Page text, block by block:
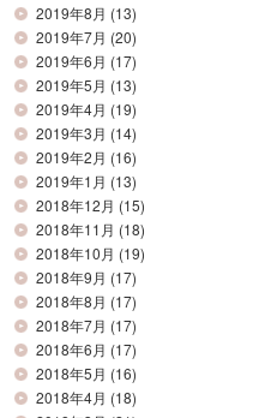
2019年8月 (13)
2019年7月 (20)
2019年6月 (17)
2019年5月 (13)
2019年4月 (19)
2019年3月 (14)
2019年2月 (16)
2019年1月 (13)
2018年12月 (15)
2018年11月 (18)
2018年10月 (19)
2018年9月 (17)
2018年8月 (17)
2018年7月 (17)
2018年6月 (17)
2018年5月 (16)
2018年4月 (18)